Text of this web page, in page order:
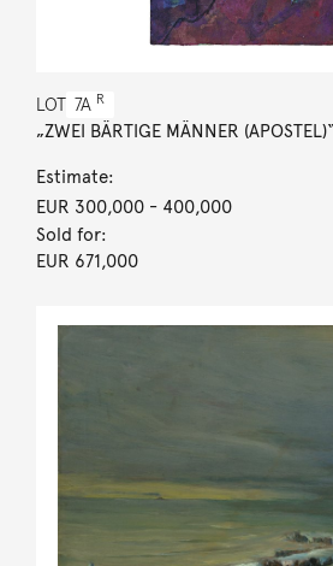
LOT 7A R
„ZWEI BÄRTIGE MÄNNER
Estimate:
EUR 300,000- 400,000
Sold for:
EUR 671,000